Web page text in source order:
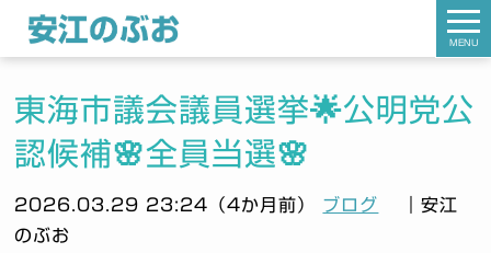
東海市議会議員選挙🌟公明党公
認候補🌸全員当選🌸
2026.03.29 23:24（4か月前） ブログ
｜安江
のぶお
MENU